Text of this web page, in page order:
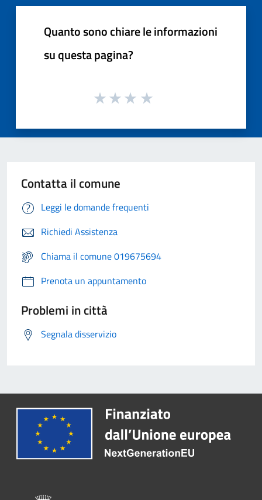
Quanto sono chiare le informazioni
su questa pagina?
Contatta il comune
Leggi le domande frequenti
Richiedi Assistenza
Chiama il comune 019675694
Prenota un appuntamento
Problemi in città
Segnala disservizio